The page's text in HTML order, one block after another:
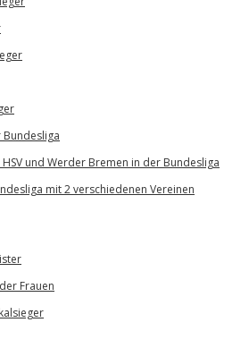
und Werder Bremen in der Bundesliga
mit 2 verschiedenen Vereinen
Frauen